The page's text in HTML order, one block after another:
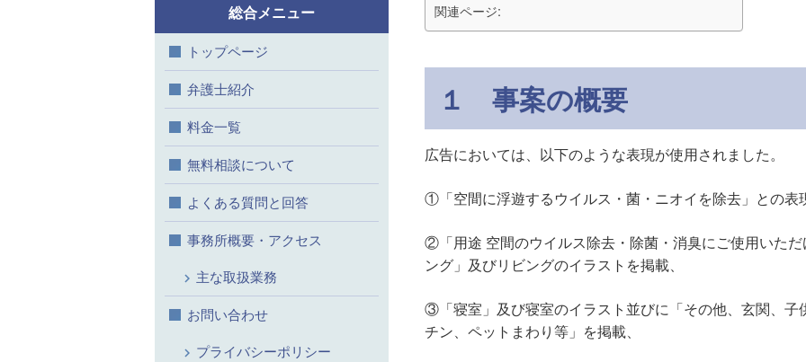
関連ページ:
１ 事案の概要
広告においては、以下のような表現が使用されました。
①「空間に浮遊するウイルス・菌・ニオイを除去」との表
②「用途 空間のウイルス除去・除菌・消臭にご使用いた
ング」及びリビングのイラストを掲載、
③「寝室」及び寝室のイラスト並びに「その他、玄関、子
チン、ペットまわり等」を掲載、
総合メニュー
トップページ
弁護士紹介
料金一覧
無料相談について
よくある質問と回答
事務所概要・アクセス
主な取扱業務
お問い合わせ
プライバシーポリシー